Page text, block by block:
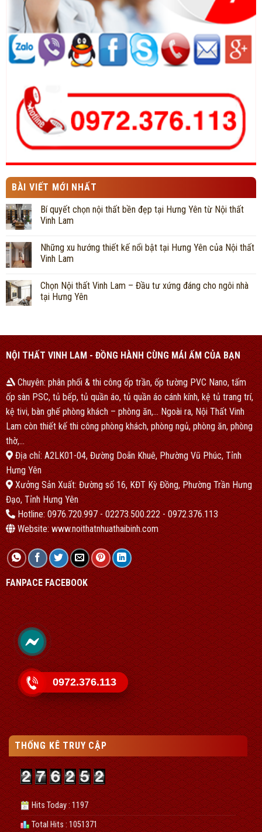
BÀI VIẾT MỚI NHẤT
Bí quyết chọn nội thất bền đẹp tại Hưng Yên từ Nội thất
Vinh Lam
Những xu hướng thiết kế nổi bật tại Hưng Yên của Nội thất
Vinh Lam
Chọn Nội thất Vinh Lam – Đầu tư xứng đáng cho ngôi nhà
tại Hưng Yên
NỘI THẤT VINH LAM - ĐỒNG HÀNH CÙNG MÁI ẤM CỦA BẠN
Chuyên: phân phối & thi công ốp trần, ốp tường PVC Nano, tấm
ốp sàn PSC, tủ bếp, tủ quần áo, tủ quần áo cánh kính, kệ tủ trang trí,
kệ tivi, bàn ghế phòng khách – phòng ăn,… Ngoài ra, Nội Thất Vinh
Lam còn thiết kế thi công phòng khách, phòng ngủ, phòng ăn, phòng
thờ,…
Địa chỉ: A2LK01-04, Đường Doãn Khuê, Phường Vũ Phúc, Tỉnh
Hưng Yên
Xưởng Sản Xuất: Đường số 16, KĐT Kỳ Đồng, Phường Trần Hưng
Đạo, Tỉnh Hưng Yên
Hotline: 0976.720.997 - 02273.500.222 - 0972.376.113
Website: www.noithatnhuathaibinh.com
FANPACE FACEBOOK
THỐNG KÊ TRUY CẬP
Hits Today : 1197
Total Hits : 1051371
0972.376.113